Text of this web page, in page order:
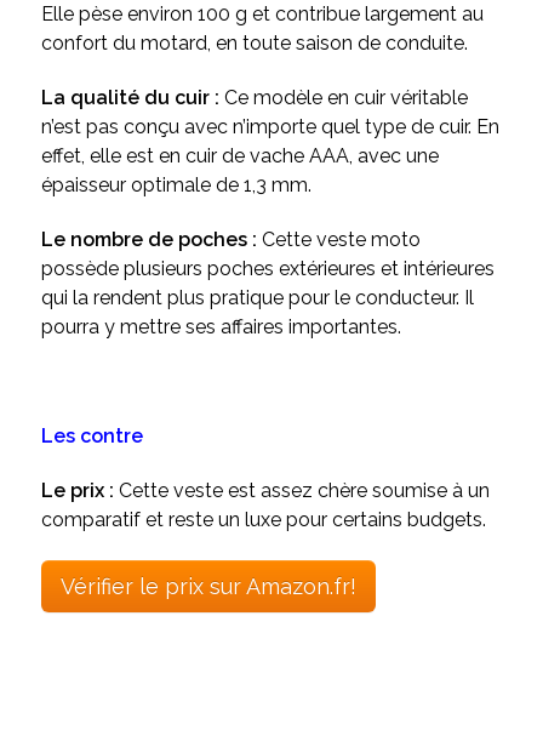
Elle pèse environ 100 g et contribue largement au
confort du motard, en toute saison de conduite.
La qualité du cuir : Ce modèle en cuir véritable
n’est pas conçu avec n’importe quel type de cuir. En
effet, elle est en cuir de vache AAA, avec une
épaisseur optimale de 1,3 mm.
Le nombre de poches : Cette veste moto
possède plusieurs poches extérieures et intérieures
qui la rendent plus pratique pour le conducteur. Il
pourra y mettre ses affaires importantes.
Les contre
Le prix : Cette veste est assez chère soumise à un
comparatif et reste un luxe pour certains budgets.
Vérifier le prix sur Amazon.fr!